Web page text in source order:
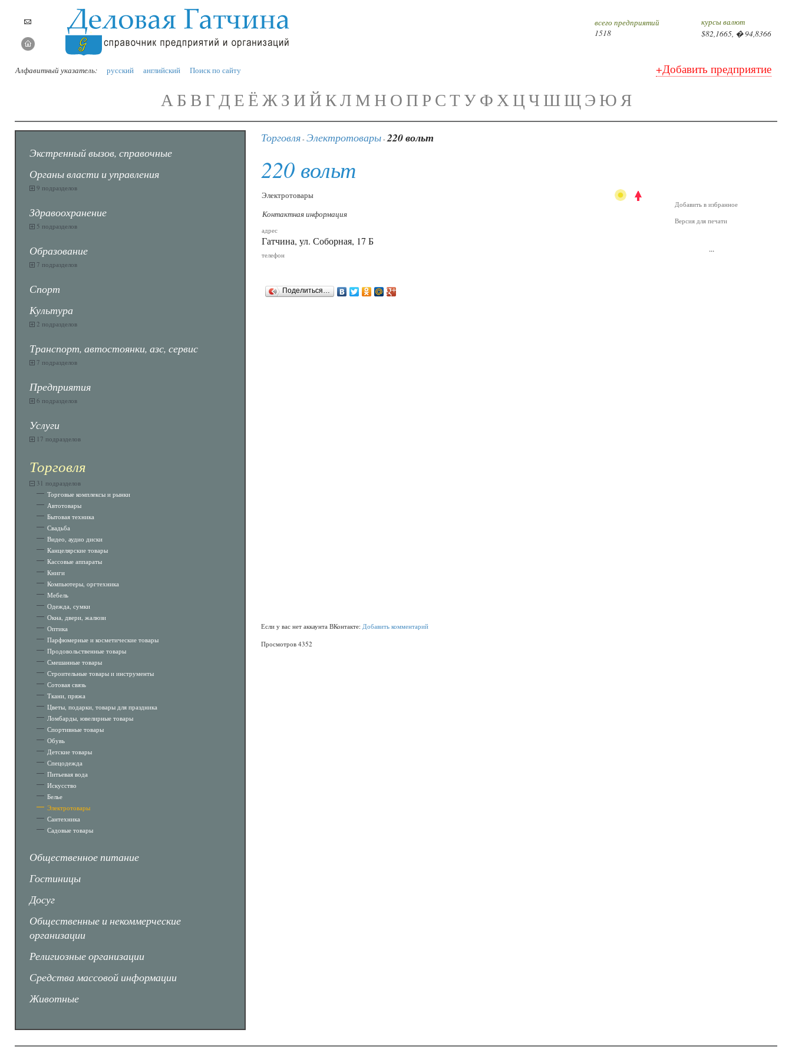
всего предприятий
1518
курсы валют
$82,1665, � 94,8366
Алфавитный указатель: русский английский Поиск по сайту +Добавить предприятие
АБ В ГД Е ЁЖЗ И Й КЛ М Н О П Р СТУФХЦЧ ШЩЭ ЮЯ
Экстренный вызов, справочные
Органы власти и управления
9 подразделов
Здравоохранение
5 подразделов
Образование
7 подразделов
Спорт
Культура
2 подразделов
Транспорт, автостоянки, азс, сервис
7 подразделов
Предприятия
6 подразделов
Услуги
17 подразделов
Торговля
31 подразделов
Торговые комплексы и рынки
Автотовары
Бытовая техника
Свадьба
Видео, аудио диски
Канцелярские товары
Кассовые аппараты
Книги
Компьютеры, оргтехника
Мебель
Одежда, сумки
Окна, двери, жалюзи
Оптика
Парфюмерные и косметические товары
Продовольственные товары
Смешанные товары
Строительные товары и инструменты
Сотовая связь
Ткани, пряжа
Цветы, подарки, товары для праздника
Ломбарды, ювелирные товары
Спортивные товары
Обувь
Детские товары
Спецодежда
Питьевая вода
Искусство
Белье
Электротовары
Сантехника
Садовые товары
Общественное питание
Гостиницы
Досуг
Общественные и некоммерческие
организации
Религиозные организации
Средства массовой информации
Животные
Торговля -Электротовары -220 вольт
220 вольт
Электротовары
Контактная информация
адрес
Гатчина, ул. Соборная, 17 Б
телефон
Поделиться…
Добавить в избранное
Версия для печати
...
Если у вас нет аккаунта ВКонтакте:Добавить комментарий
Просмотров 4352